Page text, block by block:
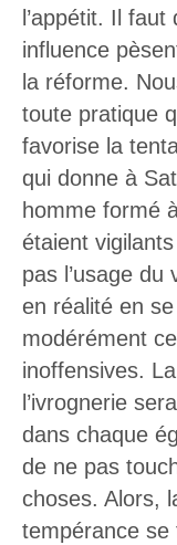
l’appétit. Il
influence
la réforme.
toute pratique
favorise la
qui donne à
homme formé
étaient
pas l’usage du
en réalité en
modérément
inoffensives.
l’ivrognerie
dans chaque
de ne pas
choses. Alors,
tempérance se